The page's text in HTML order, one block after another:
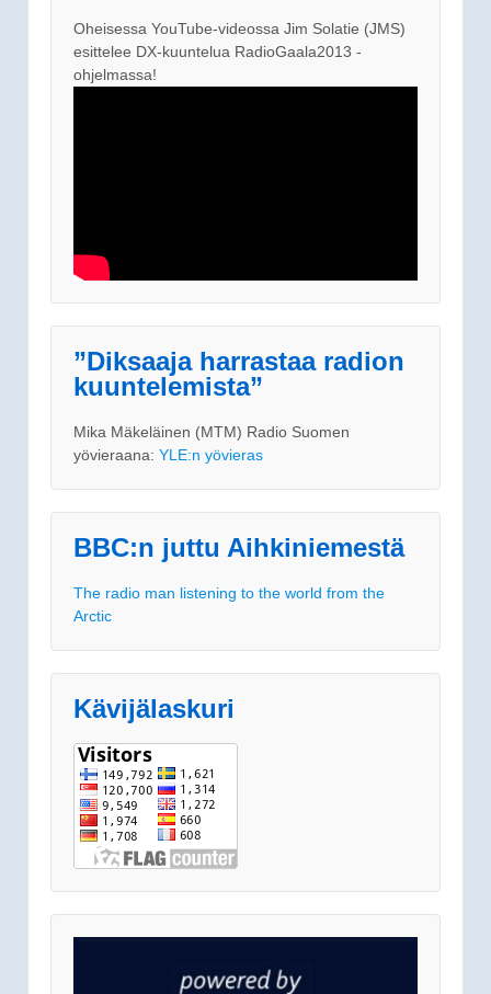
Oheisessa YouTube-videossa Jim Solatie (JMS)
esittelee DX-kuuntelua RadioGaala2013 -
ohjelmassa!
”Diksaaja harrastaa radion
kuuntelemista”
Mika Mäkeläinen (MTM) Radio Suomen
yövieraana: YLE:n yövieras
BBC:n juttu Aihkiniemestä
The radio man listening to the world from the
Arctic
Kävijälaskuri